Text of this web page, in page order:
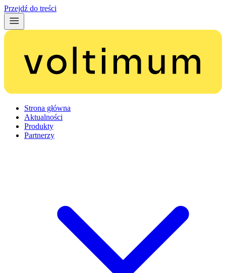
Przejdź do treści
Strona główna
Aktualności
Produkty
Partnerzy